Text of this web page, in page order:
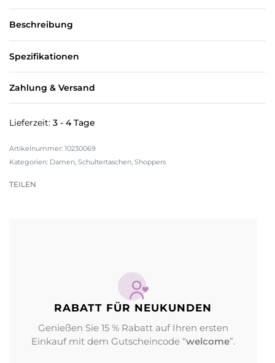
Beschreibung
Spezifikationen
Zahlung & Versand
Lieferzeit: 3 - 4 Tage
10230069
Kategorien: Damen Schultertaschen Shoppers
TEILEN
RABATT FÜR NEUKUNDEN
Genießen Sie 15 % Rabatt auf Ihren ersten
Einkauf mit dem Gutscheincode “welcome”.